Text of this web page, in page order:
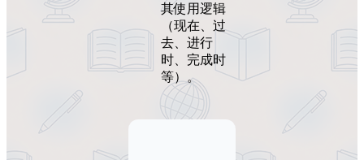
其使用逻辑
（现在、过
去、进行
时、完成时
等）。